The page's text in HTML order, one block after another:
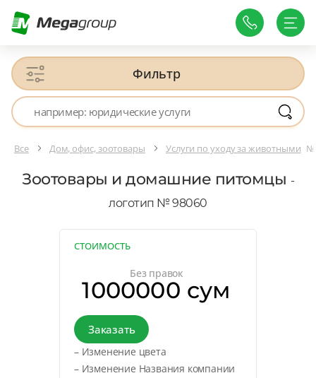
Фильтр
Все Дом, офис, зоотовары Услуги по уходу за животными №
Зоотовары и домашние питомцы -
логотип № 98060
СТОИМОСТЬ
Без правок
1000000 сум
Заказать
– Изменение цвета
– Изменение Названия компании